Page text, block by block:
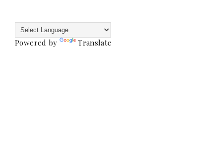
Powered by Translate